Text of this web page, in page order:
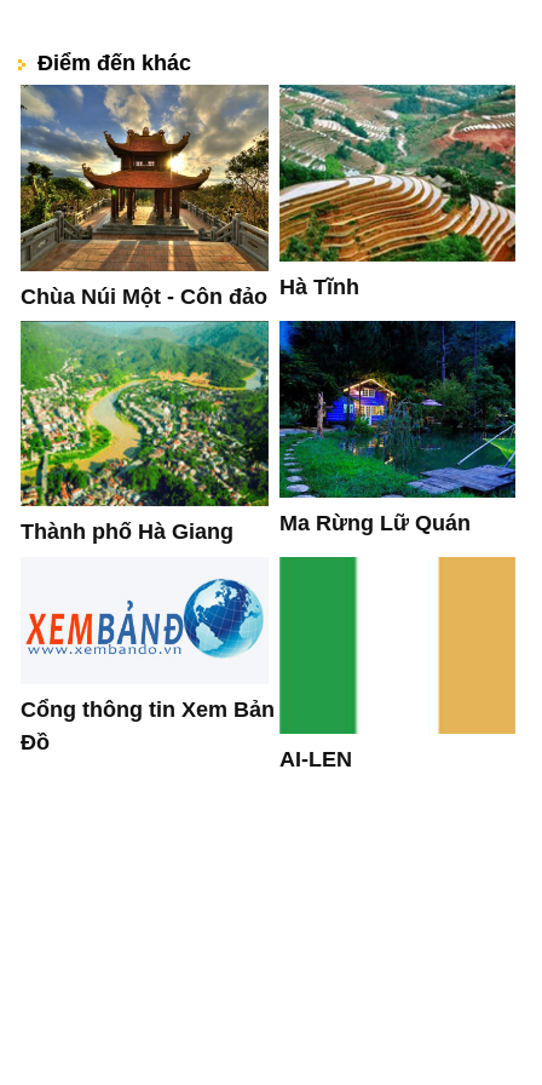
Điểm đến khác
Chùa Núi Một - Côn đảo Hà Tĩnh
Thành phố Hà Giang Ma Rừng Lữ Quán
Cổng thông tin Xem Bản
Đồ
AI-LEN